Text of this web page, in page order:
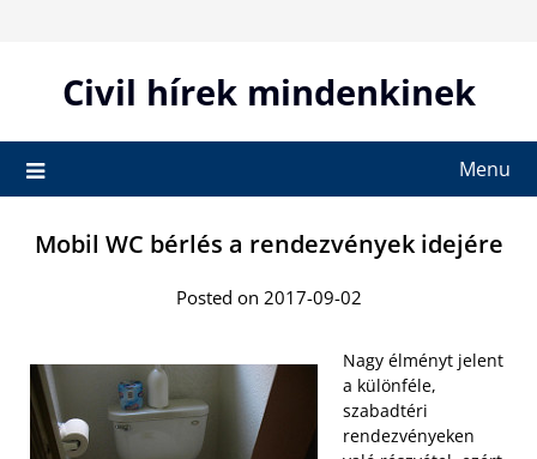
contentCivil hírek mindenkinek
Menu
Mobil WC bérlés a rendezvények idejére
Posted on 2017-09-02
Nagy élményt jelent
a különféle,
szabadtéri
rendezvényeken